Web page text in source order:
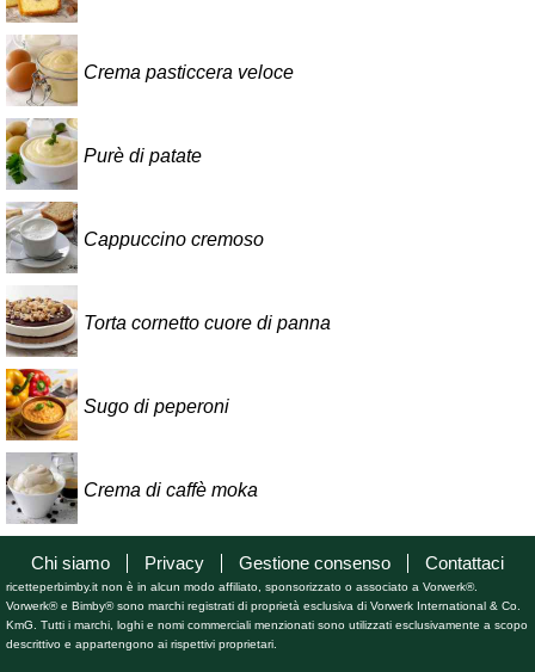
Crema pasticcera veloce
Purè di patate
Cappuccino cremoso
Torta cornetto cuore di panna
Sugo di peperoni
Crema di caffè moka
Chi siamo Privacy Gestione consenso Contattaci
ricetteperbimby.it non è in alcun modo affiliato, sponsorizzato o associato a Vorwerk®.
Vorwerk® e Bimby® sono marchi registrati di proprietà esclusiva di Vorwerk International & Co.
KmG. Tutti i marchi, loghi e nomi commerciali menzionati sono utilizzati esclusivamente a scopo
descrittivo e appartengono ai rispettivi proprietari.